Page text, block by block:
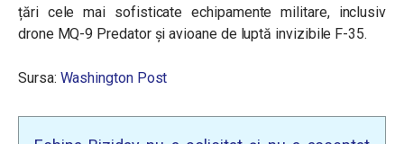
țări cele mai sofisticate echipamente militare, inclusiv
drone MQ-9 Predator și avioane de luptă invizibile F-35.
Sursa: Washington Post